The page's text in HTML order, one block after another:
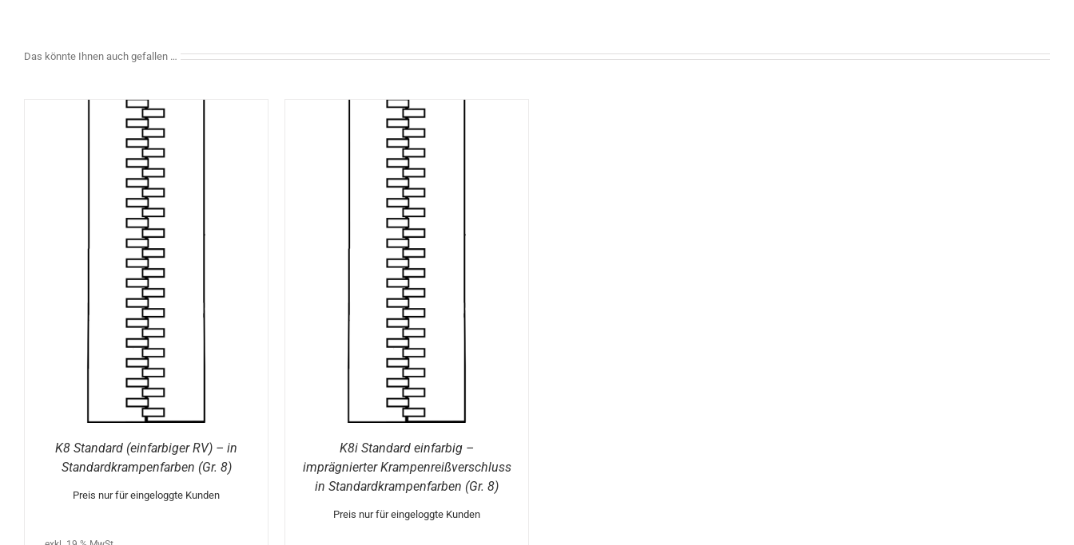
Das könnte Ihnen auch gefallen …
K8 Standard (einfarbiger RV) – in
Standardkrampenfarben (Gr. 8)
Preis nur für eingeloggte Kunden
OPTIONEN WÄHLEN
K8i Standard einfarbig –
imprägnierter Krampenreißverschluss
in Standardkrampenfarben (Gr. 8)
Preis nur für eingeloggte Kunden